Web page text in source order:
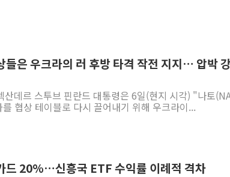
은 우크라의 러 후방 타격 작전 지지… 압박
데르 스투브 핀란드 대통령은 6일(현지 시각) "나토
협상 테이블로 다시 끌어내기 위해 우크라이...
드 20%…신흥국 ETF 수익률 이례적 격차